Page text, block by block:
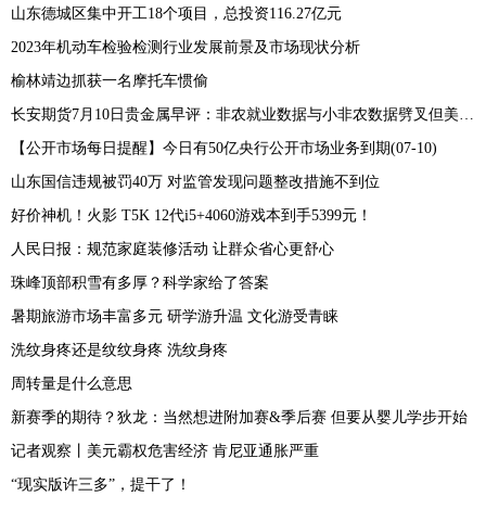
山东德城区集中开工18个项目，总投资116.27亿元
2023年机动车检验检测行业发展前景及市场现状分析
榆林靖边抓获一名摩托车惯偷
长安期货7月10日贵金属早评：非农就业数据与小非农数据劈叉但美联储本月加息预期仍存，贵金属期价或承压运行
【公开市场每日提醒】今日有50亿央行公开市场业务到期(07-10)
山东国信违规被罚40万 对监管发现问题整改措施不到位
好价神机！火影 T5K 12代i5+4060游戏本到手5399元！
人民日报：规范家庭装修活动 让群众省心更舒心
珠峰顶部积雪有多厚？科学家给了答案
暑期旅游市场丰富多元 研学游升温 文化游受青睐
洗纹身疼还是纹纹身疼 洗纹身疼
周转量是什么意思
新赛季的期待？狄龙：当然想进附加赛&季后赛 但要从婴儿学步开始
记者观察丨美元霸权危害经济 肯尼亚通胀严重
“现实版许三多”，提干了！